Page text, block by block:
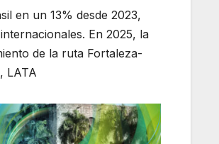
en un 13% desde 2023,
En 2025, la
de la ruta Fortaleza-
LATA